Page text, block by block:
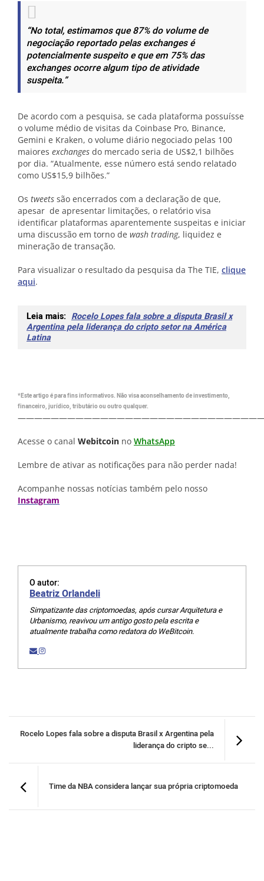
“No total, estimamos que 87% do volume de
negociação reportado pelas exchanges é
potencialmente suspeito e que em 75% das
exchanges ocorre algum tipo de atividade
suspeita.”
De acordo com a pesquisa, se cada plataforma possuísse
o volume médio de visitas da Coinbase Pro, Binance,
Gemini e Kraken, o volume diário negociado pelas 100
maiores exchanges do mercado seria de US$2,1 bilhões
por dia. “Atualmente, esse número está sendo relatado
como US$15,9 bilhões.”
Os tweets são encerrados com a declaração de que,
apesar de apresentar limitações, o relatório visa
identificar plataformas aparentemente suspeitas e iniciar
uma discussão em torno de wash trading, liquidez e
mineração de transação.
Para visualizar o resultado da pesquisa da The TIE, clique
aqui.
Leia mais: Rocelo Lopes fala sobre a disputa Brasil x
Argentina pela liderança do cripto setor na América
Latina
*Este artigo é para fins informativos. Não visa aconselhamento de investimento,
financeiro, jurídico, tributário ou outro qualquer.
Acesse o canal Webitcoin no WhatsApp
Lembre de ativar as notificações para não perder nada!
Acompanhe nossas notícias também pelo nosso
Instagram
O autor:
Beatriz Orlandeli
Simpatizante das criptomoedas, após cursar Arquitetura e
Urbanismo, reavivou um antigo gosto pela escrita e
atualmente trabalha como redatora do WeBitcoin.
Rocelo Lopes fala sobre a disputa Brasil x Argentina pela
liderança do cripto se...
Time da NBA considera lançar sua própria criptomoeda